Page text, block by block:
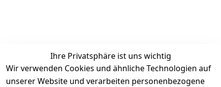
Ihre Privatsphäre ist uns wichtig
Wir verwenden Cookies und ähnliche Technologien auf
unserer Website und verarbeiten personenbezogene